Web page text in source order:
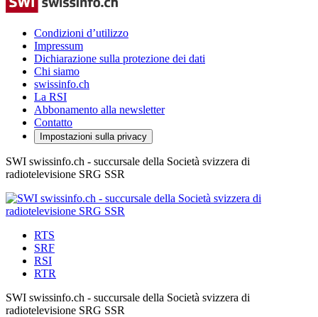
Condizioni d’utilizzo
Impressum
Dichiarazione sulla protezione dei dati
Chi siamo
swissinfo.ch
La RSI
Abbonamento alla newsletter
Contatto
Impostazioni sulla privacy
SWI swissinfo.ch - succursale della Società svizzera di
radiotelevisione SRG SSR
RTS
SRF
RSI
RTR
SWI swissinfo.ch - succursale della Società svizzera di
radiotelevisione SRG SSR